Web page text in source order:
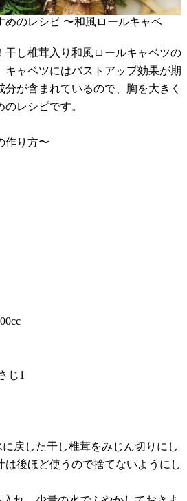
めのレシピ 〜和風ロールキャベ
干し椎茸入り和風ロールキャベツの
キャベツにはバストアップ効果が期
が含まれているので、胸を大きく
レシピです。
作り方〜
じ1
戻した干し椎茸をみじん切りにし
は後ほど使うので捨てないようにし